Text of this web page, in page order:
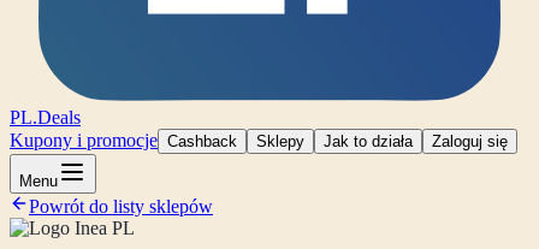
PL.Deals
Kupony i promocje Cashback Sklepy Jak to działa Zaloguj się
Menu
Powrót do listy sklepów